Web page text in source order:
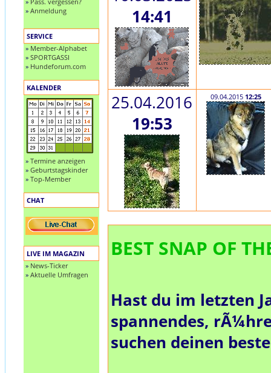
» Anmeldung
SERVICE
» Member-Alphabet
» SPORTGASSI
» Hundeforum.com
KALENDER
» Termine anzeigen
» Geburtstagskinder
» Top-Member
CHAT
LIVE IM MAGAZIN
» News-Ticker
» Aktuelle Umfragen
14:41
25.04.2016
19:53
09.04.2015 12:25
BEST SNAP OF
Hast du im letzten
spannendes,
suchen deinen